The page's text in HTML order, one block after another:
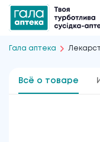
Гала аптека
Всё о товаре